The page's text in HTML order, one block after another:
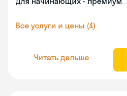
Все услуги и цены (4)
Читать дальше